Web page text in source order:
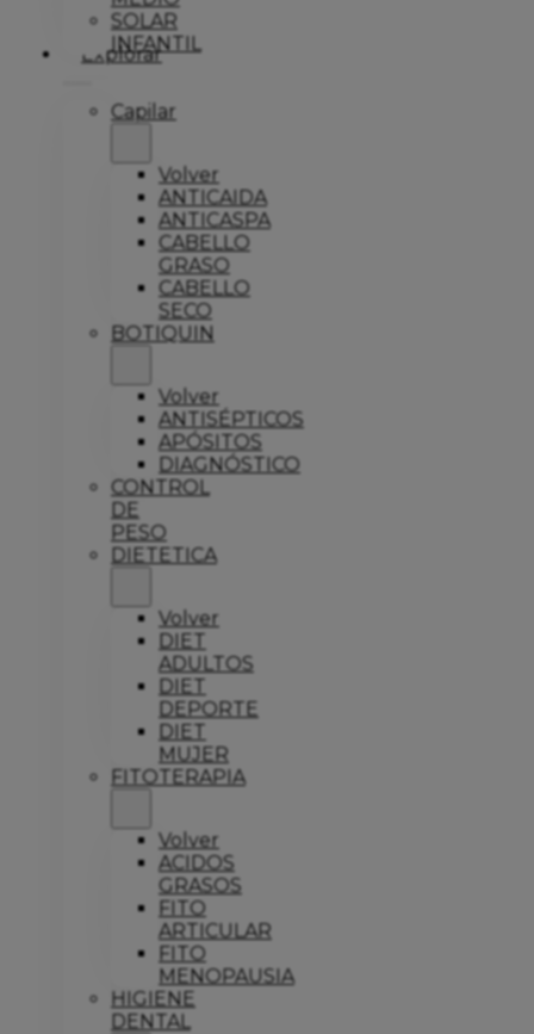
SOLAR
INFANTIL
Explorar
Capilar
Volver
ANTICAIDA
ANTICASPA
CABELLO
GRASO
CABELLO
SECO
BOTIQUIN
Volver
ANTISÉPTICOS
APÓSITOS
DIAGNÓSTICO
CONTROL
DE
PESO
DIETETICA
Volver
DIET
ADULTOS
DIET
DEPORTE
DIET
MUJER
FITOTERAPIA
Volver
ACIDOS
GRASOS
FITO
ARTICULAR
FITO
MENOPAUSIA
HIGIENE
DENTAL